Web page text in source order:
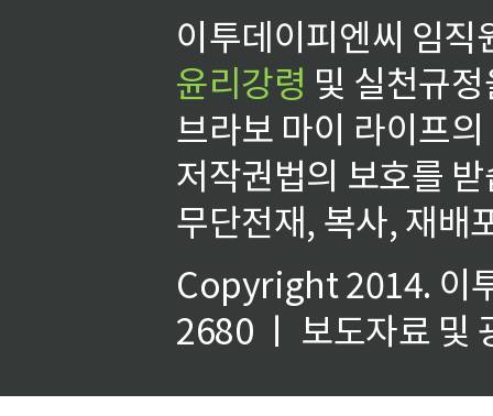
이투데이피엔씨 임
윤리강령 및 실천규
브라보 마이 라이프
저작권법의 보호를
무단전재, 복사, 재배
Copyright 2014. 이
2680 ㅣ 보도자료